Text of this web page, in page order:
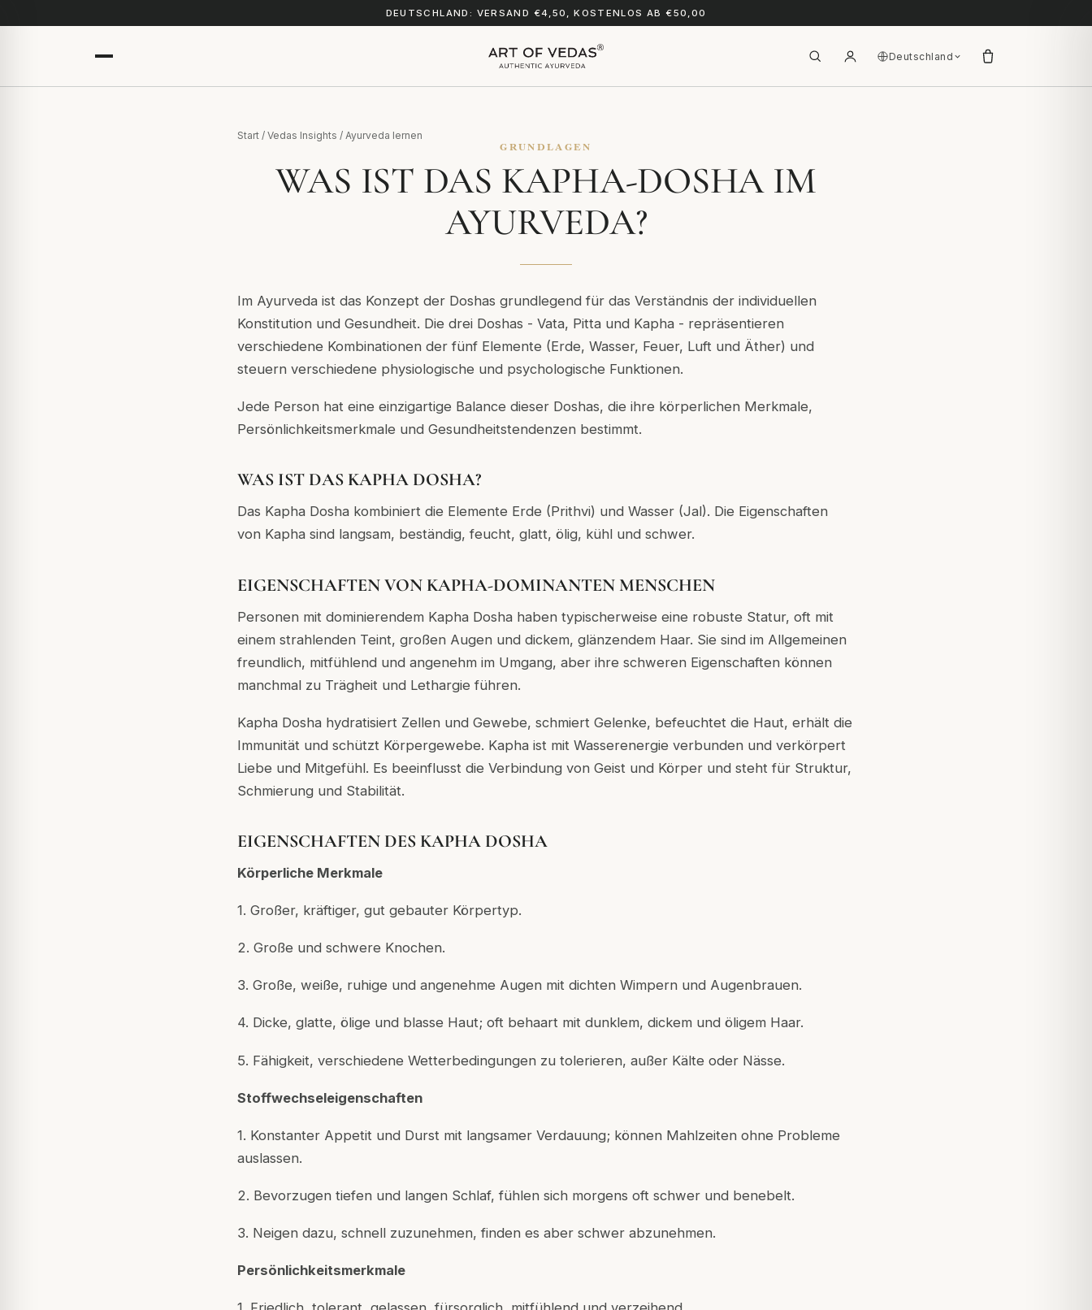
DEUTSCHLAND: VERSAND €4,50, KOSTENLOS AB €50,00
Deutschland
Start / Vedas Insights / Ayurveda lernen
GRUNDLAGEN
WAS IST DAS KAPHA-DOSHA IM
AYURVEDA?
Im Ayurveda ist das Konzept der Doshas grundlegend für das Verständnis der individuellen
Konstitution und Gesundheit. Die drei Doshas - Vata, Pitta und Kapha - repräsentieren
verschiedene Kombinationen der fünf Elemente (Erde, Wasser, Feuer, Luft und Äther) und
steuern verschiedene physiologische und psychologische Funktionen.
Jede Person hat eine einzigartige Balance dieser Doshas, die ihre körperlichen Merkmale,
Persönlichkeitsmerkmale und Gesundheitstendenzen bestimmt.
WAS IST DAS KAPHA DOSHA?
Das Kapha Dosha kombiniert die Elemente Erde (Prithvi) und Wasser (Jal). Die Eigenschaften
von Kapha sind langsam, beständig, feucht, glatt, ölig, kühl und schwer.
EIGENSCHAFTEN VON KAPHA-DOMINANTEN MENSCHEN
Personen mit dominierendem Kapha Dosha haben typischerweise eine robuste Statur, oft mit
einem strahlenden Teint, großen Augen und dickem, glänzendem Haar. Sie sind im Allgemeinen
freundlich, mitfühlend und angenehm im Umgang, aber ihre schweren Eigenschaften können
manchmal zu Trägheit und Lethargie führen.
Kapha Dosha hydratisiert Zellen und Gewebe, schmiert Gelenke, befeuchtet die Haut, erhält die
Immunität und schützt Körpergewebe. Kapha ist mit Wasserenergie verbunden und verkörpert
Liebe und Mitgefühl. Es beeinflusst die Verbindung von Geist und Körper und steht für Struktur,
Schmierung und Stabilität.
EIGENSCHAFTEN DES KAPHA DOSHA
Körperliche Merkmale
1. Großer, kräftiger, gut gebauter Körpertyp.
2. Große und schwere Knochen.
3. Große, weiße, ruhige und angenehme Augen mit dichten Wimpern und Augenbrauen.
4. Dicke, glatte, ölige und blasse Haut; oft behaart mit dunklem, dickem und öligem Haar.
5. Fähigkeit, verschiedene Wetterbedingungen zu tolerieren, außer Kälte oder Nässe.
Stoffwechseleigenschaften
1. Konstanter Appetit und Durst mit langsamer Verdauung; können Mahlzeiten ohne Probleme
auslassen.
2. Bevorzugen tiefen und langen Schlaf, fühlen sich morgens oft schwer und benebelt.
3. Neigen dazu, schnell zuzunehmen, finden es aber schwer abzunehmen.
Persönlichkeitsmerkmale